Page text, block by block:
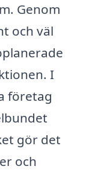
Genom
och väl
I
företag
gör det
och